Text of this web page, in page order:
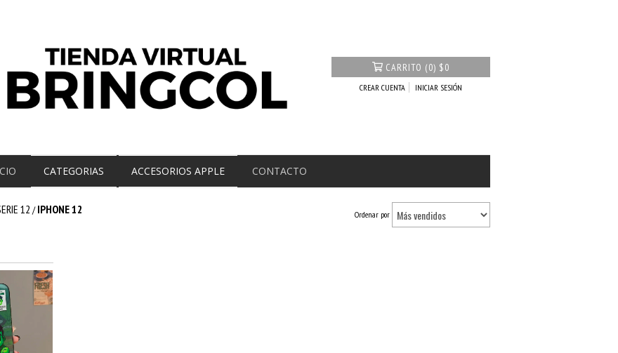
CARRITO (0) $0
CREAR CUENTA INICIAR SESIÓN
CATEGORIAS ACCESORIOS APPLE CONTACTO
12 / IPHONE 12 Ordenar por